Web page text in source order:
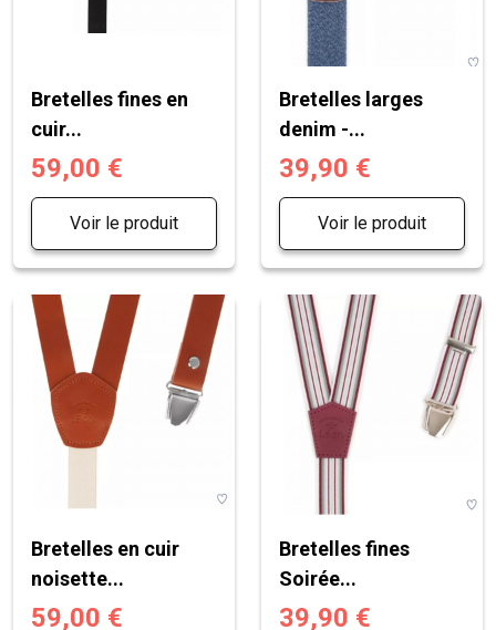
Bretelles fines en
cuir...
59,00 €
Voir le produit
Bretelles larges
denim -...
39,90 €
Voir le produit
Bretelles en cuir
noisette...
59,00 €
Bretelles fines
Soirée...
39,90 €